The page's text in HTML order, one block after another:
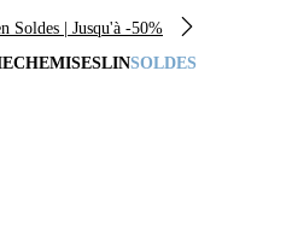
Soldes | Jusqu'à -50%
CHEMISESLINSOLDES